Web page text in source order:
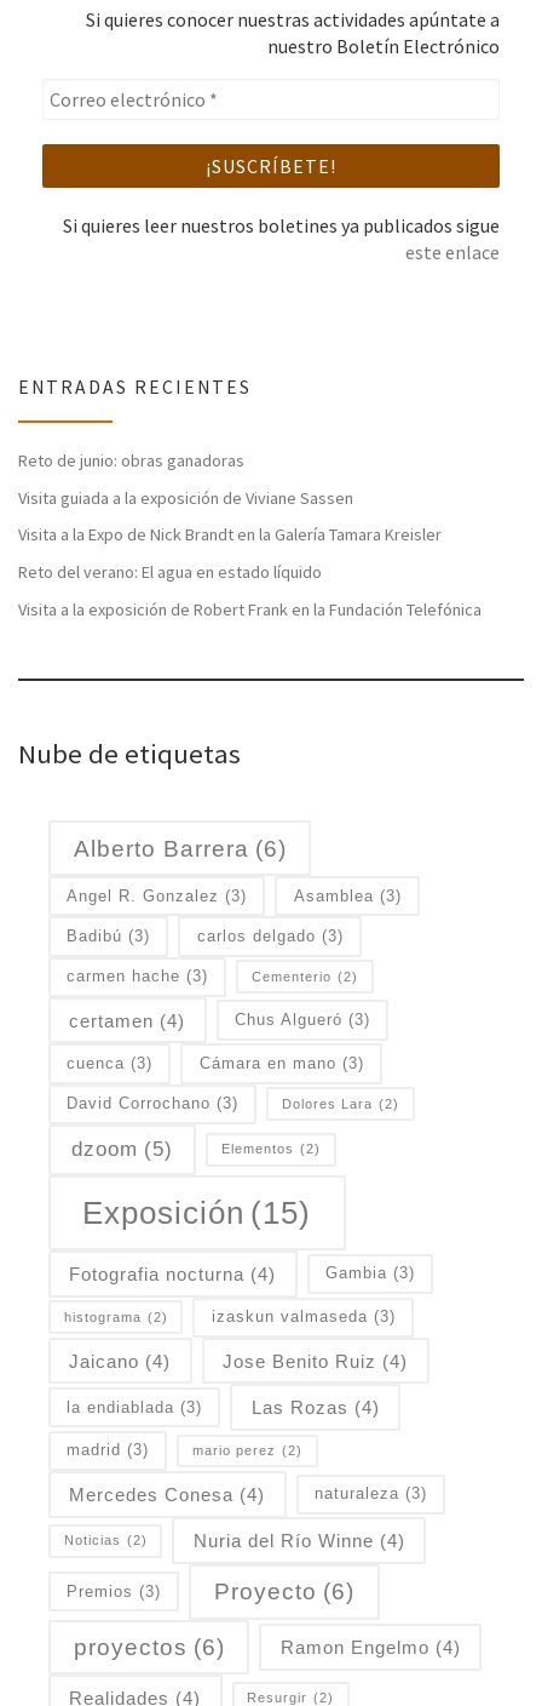
Si quieres conocer nuestras actividades apúntate a
nuestro Boletín Electrónico
Si quieres leer nuestros boletines ya publicados sigue
este enlace
ENTRADAS RECIENTES
Reto de junio: obras ganadoras
Visita guiada a la exposición de Viviane Sassen
Visita a la Expo de Nick Brandt en la Galería Tamara Kreisler
Reto del verano: El agua en estado líquido
Visita a la exposición de Robert Frank en la Fundación Telefónica
Nube de etiquetas
Alberto Barrera (6)
Angel R. Gonzalez (3) Asamblea (3)
Badibú (3) carlos delgado (3)
carmen hache (3) Cementerio (2)
certamen (4) Chus Algueró (3)
cuenca (3) Cámara en mano (3)
David Corrochano (3) Dolores Lara (2)
dzoom (5) Elementos (2)
Exposición (15)
Fotografia nocturna (4) Gambia (3)
histograma (2) izaskun valmaseda (3)
Jaicano (4) Jose Benito Ruiz (4)
la endiablada (3) Las Rozas (4)
madrid (3) mario perez (2)
Mercedes Conesa (4) naturaleza (3)
Noticias (2) Nuria del Río Winne (4)
Premios (3) Proyecto (6)
proyectos (6) Ramon Engelmo (4)
Realidades (4) Resurgir (2)